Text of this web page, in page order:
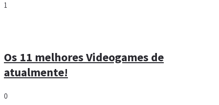
1
Os 11 melhores Videogames de
atualmente!
0